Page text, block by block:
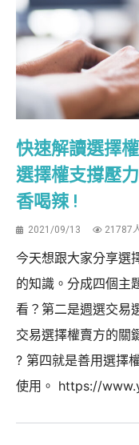
快速解讀選擇
選擇權支撐壓
香喝辣 !
2021/09/13 21787
今天想跟大家分享選
的知識。分成四個主
看？第二是週選交易
交易選擇權賣方的關
? 第四就是善用選擇
使用。 https://